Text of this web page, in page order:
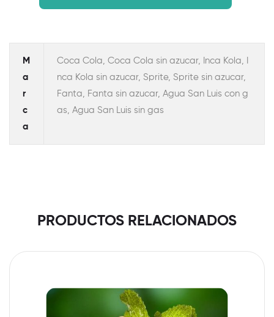
M
a
r
c
a
Coca Cola, Coca Cola sin azucar, Inca Kola, I
nca Kola sin azucar, Sprite, Sprite sin azucar,
Fanta, Fanta sin azucar, Agua San Luis con g
as, Agua San Luis sin gas
PRODUCTOS RELACIONADOS